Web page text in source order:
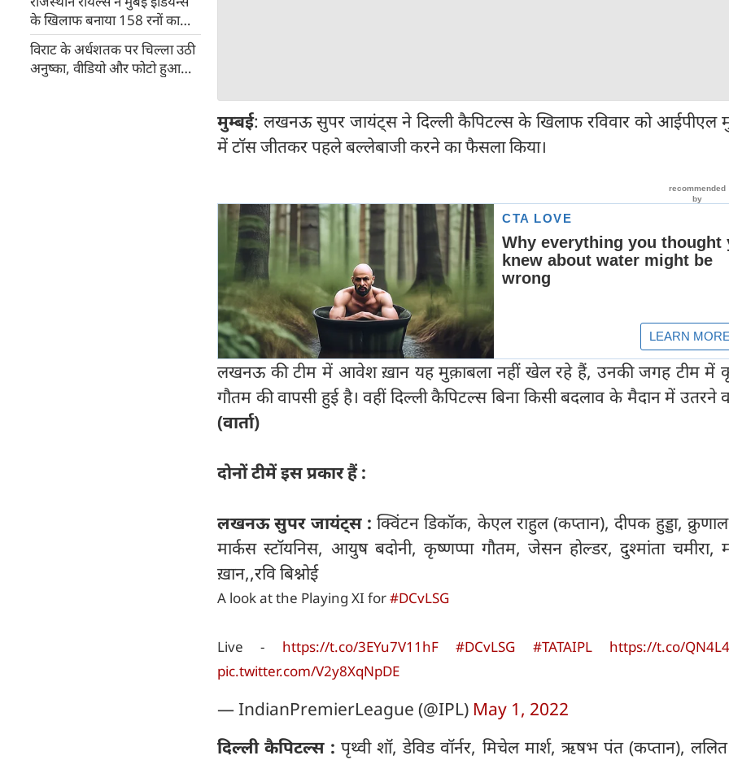
के खिलाफ बनाया 158 रनों का
स्कोर
विराट के अर्धशतक पर चिल्ला उठी
अनुष्का, वीडियो और फोटो हुआ
मुम्बई: लखनऊ सुपर जायंट्स ने दिल्ली कैपिटल्स के खिलाफ रविवार को आईपीएल
में टॉस जीतकर पहले बल्लेबाजी करने का फैसला किया।
लखनऊ की टीम में आवेश ख़ान यह मुक़ाबला नहीं खेल रहे हैं, उनकी जगह टीम में
गौतम की वापसी हुई है। वहीं दिल्ली कैपिटल्स बिना किसी बदलाव के मैदान में उतरने
(वार्ता)
दोनों टीमें इस प्रकार हैं :
लखनऊ सुपर जायंट्स : क्विंटन डिकॉक, केएल राहुल (कप्तान), दीपक हुड्डा,
मार्कस स्टॉयनिस, आयुष बदोनी, कृष्णप्पा गौतम, जेसन होल्डर, दुश्मांता चमीरा,
ख़ान,,रवि बिश्नोई
A look at the Playing XI for#DCvLSG
Live - https://t.co/3EYu7V11hF #DCvLSG #TATAIPL
https://t.co/
pic.twitter.com/V2y8XqNpDE
— IndianPremierLeague (@IPL) May 1, 2022
दिल्ली कैपिटल्स : पृथ्वी शॉ, डेविड वॉर्नर, मिचेल मार्श, ऋषभ पंत (कप्तान),